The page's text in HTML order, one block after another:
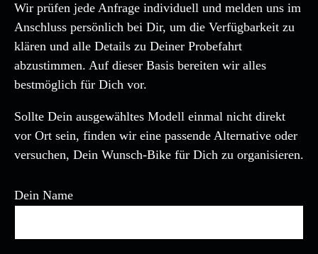
Wir prüfen jede Anfrage individuell und melden uns im
Anschluss persönlich bei Dir, um die Verfügbarkeit zu
klären und alle Details zu Deiner Probefahrt
abzustimmen. Auf dieser Basis bereiten wir alles
bestmöglich für Dich vor.
Sollte Dein ausgewähltes Modell einmal nicht direkt
vor Ort sein, finden wir eine passende Alternative oder
versuchen, Dein Wunsch-Bike für Dich zu organisieren.
Dein Name